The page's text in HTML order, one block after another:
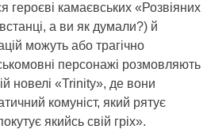
камаєвських «Розвіяних
а ви як думали?) й
можуть або трагічно
персонажі розмовляють
новелі «Trinity», де вони
комуніст, який рятує
якийсь свій гріх».